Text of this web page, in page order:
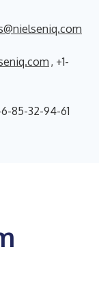
, +1-
85-32-94-61